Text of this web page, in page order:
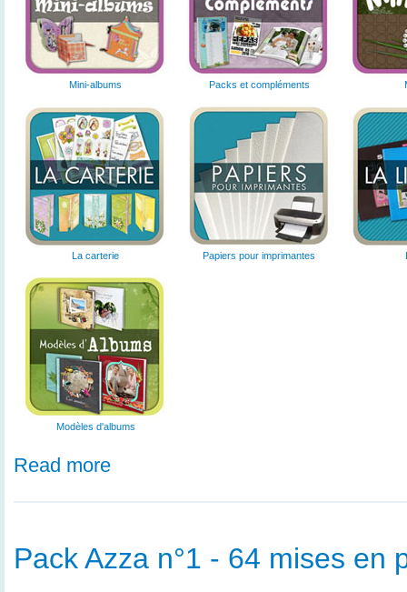
Mini-albums Packs et compléments
La carterie Papiers pour imprimantes
Modèles d'albums
Read more
Pack Azza n°1 - 64 mises en